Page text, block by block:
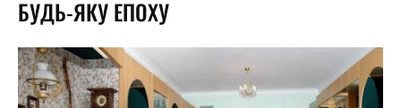
БУДЬ-ЯКУ ЕПОХУ